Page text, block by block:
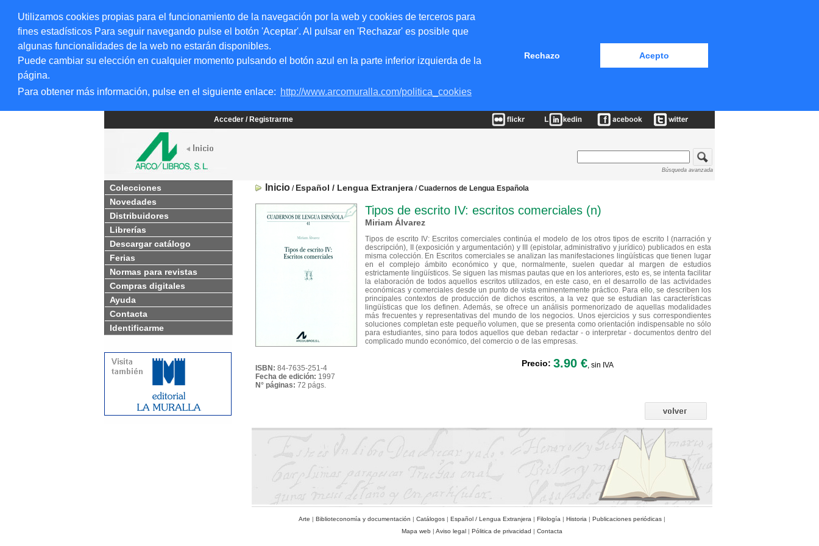
Utilizamos cookies propias para el funcionamiento de la navegación por la web y cookies de terceros para
fines estadísticos Para seguir navegando pulse el botón 'Aceptar'. Al pulsar en 'Rechazar' es posible que
algunas funcionalidades de la web no estarán disponibles.
Puede cambiar su elección en cualquier momento pulsando el botón azul en la parte inferior izquierda de la
página.
Para obtener más información, pulse en el siguiente enlace: http://www.arcomuralla.com/politica_cookies
Rechazo Acepto
Acceder / Registrarme
Búsqueda avanzada
Colecciones
Novedades
Distribuidores
Librerías
Descargar catálogo
Ferias
Normas para revistas
Compras digitales
Ayuda
Contacta
Identificarme
Inicio / Español / Lengua Extranjera /Cuadernos de Lengua Española
ISBN: 84-7635-251-4
Fecha de edición: 1997
N° páginas: 72 págs.
Tipos de escrito IV: escritos comerciales (n)
Miriam Álvarez
Tipos de escrito IV: Escritos comerciales continúa el modelo de los otros tipos de escrito I (narración y
descripción), II (exposición y argumentación) y III (epistolar, administrativo y jurídico) publicados en esta
misma colección. En Escritos comerciales se analizan las manifestaciones lingüísticas que tienen lugar
en el complejo ámbito económico y que, normalmente, suelen quedar al margen de estudios
estrictamente lingüísticos. Se siguen las mismas pautas que en los anteriores, esto es, se intenta facilitar
la elaboración de todos aquellos escritos utilizados, en este caso, en el desarrollo de las actividades
económicas y comerciales desde un punto de vista eminentemente práctico. Para ello, se describen los
principales contextos de producción de dichos escritos, a la vez que se estudian las características
lingüísticas que los definen. Además, se ofrece un análisis pormenorizado de aquellas modalidades
más frecuentes y representativas del mundo de los negocios. Unos ejercicios y sus correspondientes
soluciones completan este pequeño volumen, que se presenta como orientación indispensable no sólo
para estudiantes, sino para todos aquellos que deban redactar - o interpretar - documentos dentro del
complicado mundo económico, del comercio o de las empresas.
Precio: 3.90 €, sin IVA
Arte | Biblioteconomía y documentación | Catálogos | Español / Lengua Extranjera | Filología | Historia | Publicaciones periódicas |
Mapa web | Aviso legal | Pólitica de privacidad | Contacta